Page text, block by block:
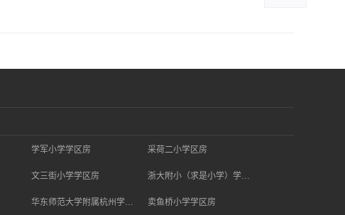
学军小学学区房 采荷二小学区房
文三街小学学区房
卖鱼桥小学学区房